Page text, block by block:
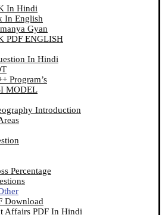
In Hindi
In English
Gyan
PDF ENGLISH
In Hindi
Program’s
MODEL
Introduction
Percentage
Download
Affairs PDF In Hindi